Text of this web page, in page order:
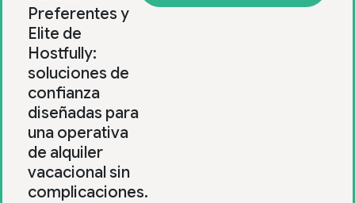
Preferentes y
Elite de
Hostfully:
soluciones de
confianza
diseñadas para
una operativa
de alquiler
vacacional sin
complicaciones.